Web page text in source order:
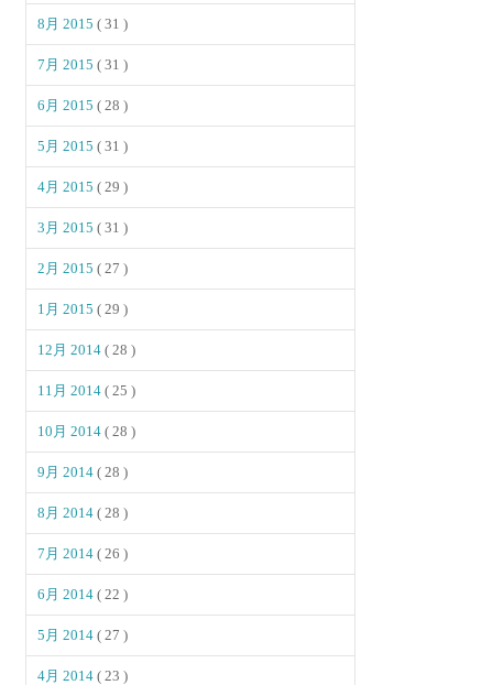
8月 2015( 31 )
7月 2015( 31 )
6月 2015( 28 )
5月 2015( 31 )
4月 2015( 29 )
3月 2015( 31 )
2月 2015( 27 )
1月 2015( 29 )
12月 2014( 28 )
11月 2014( 25 )
10月 2014( 28 )
9月 2014( 28 )
8月 2014( 28 )
7月 2014( 26 )
6月 2014( 22 )
5月 2014( 27 )
4月 2014( 23 )